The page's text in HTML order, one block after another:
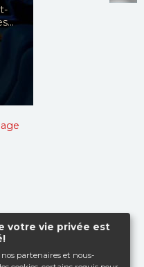
votre vie privée est
partenaires et nous-